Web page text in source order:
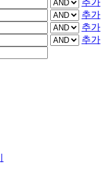
추가
추가
추가
추가